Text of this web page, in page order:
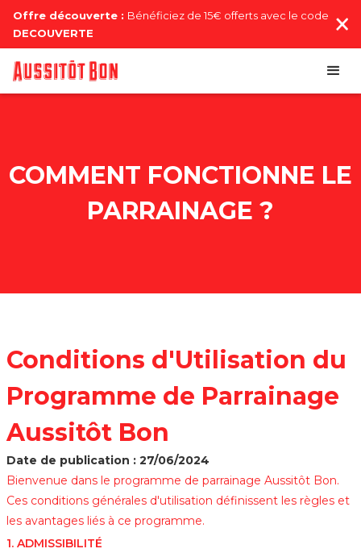
Offre découverte : Bénéficiez de 15€ offerts avec le code
DECOUVERTE
COMMENT FONCTIONNE LE
PARRAINAGE ?
Conditions d'Utilisation du
Programme de Parrainage
Aussitôt Bon
Date de publication : 27/06/2024
Bienvenue dans le programme de parrainage Aussitôt Bon.
Ces conditions générales d'utilisation définissent les règles et
les avantages liés à ce programme.
1. ADMISSIBILITÉ